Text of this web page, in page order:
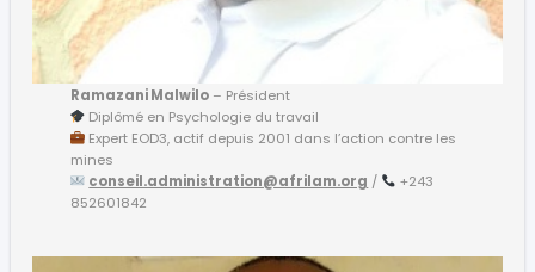
Ramazani Malwilo– Président
Diplômé en Psychologie du travail
Expert EOD3, actif depuis 2001 dans l’action contre les
mines
conseil.administration@afrilam.org /
+243
852601842